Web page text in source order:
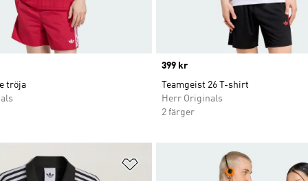
tröja
Price
399 kr
Teamgeist 26 T-shirt
Herr Originals
2 färger
Lägg till på önskelistan